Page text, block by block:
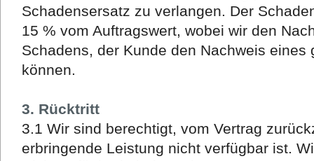
Schadensersatz zu verlangen. Der
15 % vom Auftragswert, wobei wir den
Schadens, der Kunde den Nachweis
können.
3. Rücktritt
3.1 Wir sind berechtigt, vom Vertrag
erbringende Leistung nicht verfügbar ist.